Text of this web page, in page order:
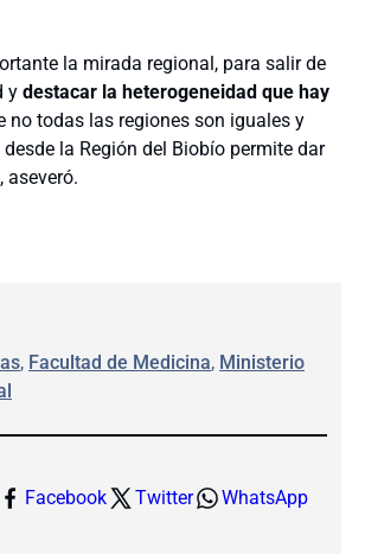
la mirada regional, para salir de
y destacar la heterogeneidad que hay
no todas las regiones son iguales y
la Región del Biobío permite dar
aseveró.
, Facultad de Medicina, Ministerio
Facebook Twitter WhatsApp